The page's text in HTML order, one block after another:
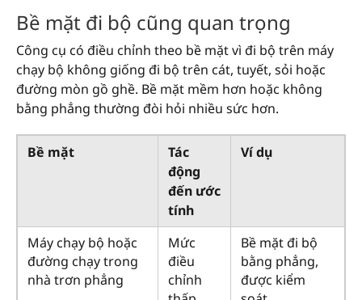
Bề mặt đi bộ cũng quan trọng
Công cụ có điều chỉnh theo bề mặt vì đi bộ trên máy
chạy bộ không giống đi bộ trên cát, tuyết, sỏi hoặc
đường mòn gồ ghề. Bề mặt mềm hơn hoặc không
bằng phẳng thường đòi hỏi nhiều sức hơn.
Bề mặt
Tác
động
đến ước
tính
Ví dụ
Máy chạy bộ hoặc
đường chạy trong
nhà trơn phẳng
Mức
điều
chỉnh
Bề mặt đi bộ
bằng phẳng,
được kiểm